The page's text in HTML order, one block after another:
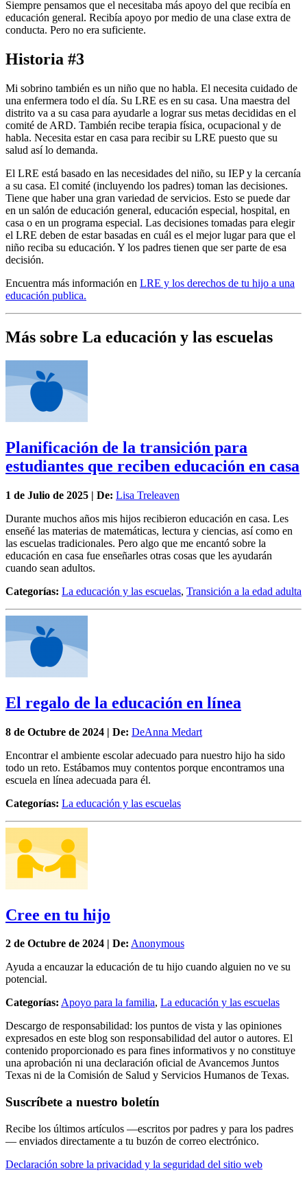
Siempre pensamos que el necesitaba más apoyo del que recibía en
educación general. Recibía apoyo por medio de una clase extra de
conducta. Pero no era suficiente.
Historia #3
Mi sobrino también es un niño que no habla. El necesita cuidado de
una enfermera todo el día. Su LRE es en su casa. Una maestra del
distrito va a su casa para ayudarle a lograr sus metas decididas en el
comité de ARD. También recibe terapia física, ocupacional y de
habla. Necesita estar en casa para recibir su LRE puesto que su
salud así lo demanda.
El LRE está basado en las necesidades del niño, su IEP y la cercanía
a su casa. El comité (incluyendo los padres) toman las decisiones.
Tiene que haber una gran variedad de servicios. Esto se puede dar
en un salón de educación general, educación especial, hospital, en
casa o en un programa especial. Las decisiones tomadas para elegir
el LRE deben de estar basadas en cuál es el mejor lugar para que el
niño reciba su educación. Y los padres tienen que ser parte de esa
decisión.
Encuentra más información en LRE y los derechos de tu hijo a una
educación publica.
Más sobre La educación y las escuelas
Planificación de la transición para
estudiantes que reciben educación en casa
1 de Julio de 2025 | De: Lisa Treleaven
Durante muchos años mis hijos recibieron educación en casa. Les
enseñé las materias de matemáticas, lectura y ciencias, así como en
las escuelas tradicionales. Pero algo que me encantó sobre la
educación en casa fue enseñarles otras cosas que les ayudarán
cuando sean adultos.
Categorías: La educación y las escuelas, Transición a la edad adulta
El regalo de la educación en línea
8 de Octubre de 2024 | De: DeAnna Medart
Encontrar el ambiente escolar adecuado para nuestro hijo ha sido
todo un reto. Estábamos muy contentos porque encontramos una
escuela en línea adecuada para él.
Categorías: La educación y las escuelas
Cree en tu hijo
2 de Octubre de 2024 | De: Anonymous
Ayuda a encauzar la educación de tu hijo cuando alguien no ve su
potencial.
Categorías: Apoyo para la familia, La educación y las escuelas
Descargo de responsabilidad: los puntos de vista y las opiniones
expresados en este blog son responsabilidad del autor o autores. El
contenido proporcionado es para fines informativos y no constituye
una aprobación ni una declaración oficial de Avancemos Juntos
Texas ni de la Comisión de Salud y Servicios Humanos de Texas.
Suscríbete a nuestro boletín
Recibe los últimos artículos —escritos por padres y para los padres
— enviados directamente a tu buzón de correo electrónico.
Declaración sobre la privacidad y la seguridad del sitio web